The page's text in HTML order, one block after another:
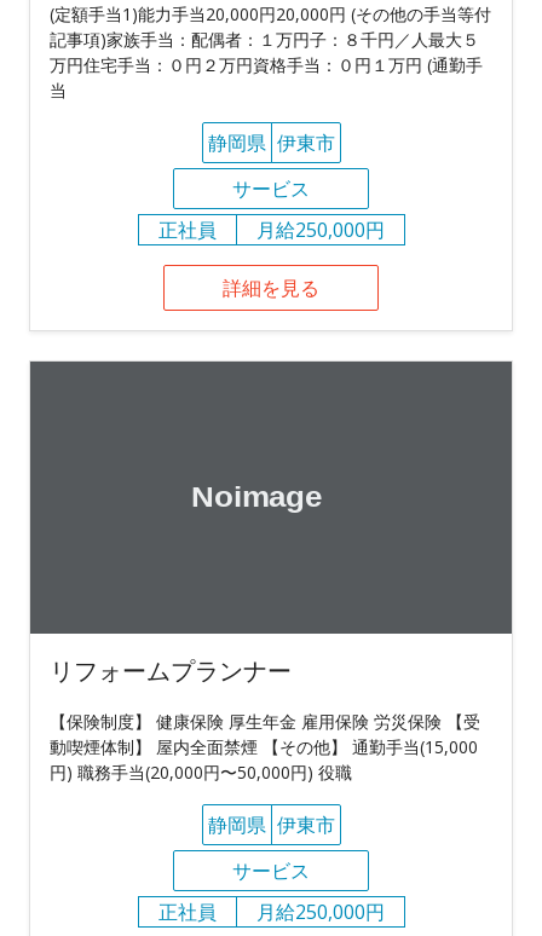
(定額手当1)能力手当20,000円20,000円 (その他の手当等付
記事項)家族手当：配偶者：１万円子：８千円／人最大５
万円住宅手当：０円２万円資格手当：０円１万円 (通勤手
当
静岡県 伊東市
サービス
正社員
月給250,000円
詳細を見る
リフォームプランナー
【保険制度】 健康保険 厚生年金 雇用保険 労災保険 【受
動喫煙体制】 屋内全面禁煙 【その他】 通勤手当(15,000
円) 職務手当(20,000円〜50,000円) 役職
静岡県 伊東市
サービス
正社員
月給250,000円